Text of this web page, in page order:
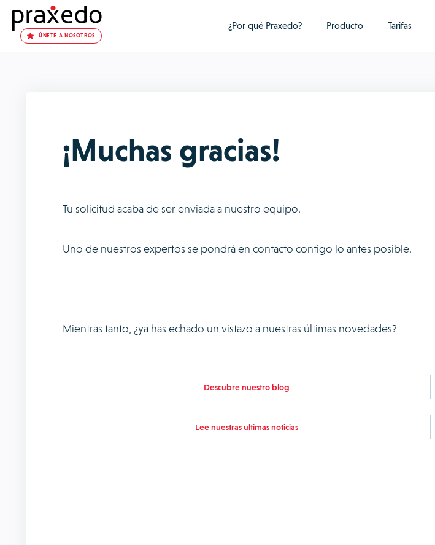
ÚNETE A NOSOTROS
¿Por qué Praxedo? Producto Tarifas
¡Muchas gracias!
Tu solicitud acaba de ser enviada a nuestro equipo.
Uno de nuestros expertos se pondrá en contacto contigo lo antes posible.
Mientras tanto, ¿ya has echado un vistazo a nuestras últimas novedades?
Descubre nuestro blog
Lee nuestras ultimas noticias